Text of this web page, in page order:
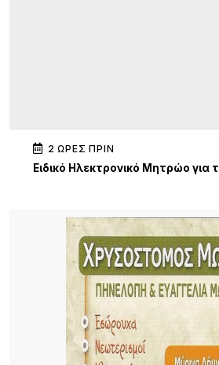
2 ΏΡΕΣ ΠΡΙΝ
Ειδικό Ηλεκτρονικό Μητρώο για
2 ΏΡΕΣ ΠΡΙΝ
Πολιτιστικός Σύλλογος Νέας
«Νόστος»: Αναβίωση της
επεξεργασίας σφουγγαριών
Πέμπτη 13 Αυγούστου, 19:30 .
2 ΏΡΕΣ ΠΡΙΝ
Ο Σύλλογος Φίλων της Παλιάς
την ακύρωση εκτέλεση του